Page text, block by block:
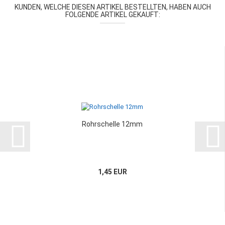
KUNDEN, WELCHE DIESEN ARTIKEL BESTELLTEN, HABEN AUCH
FOLGENDE ARTIKEL GEKAUFT:
Rohrschelle 12mm
1,45 EUR